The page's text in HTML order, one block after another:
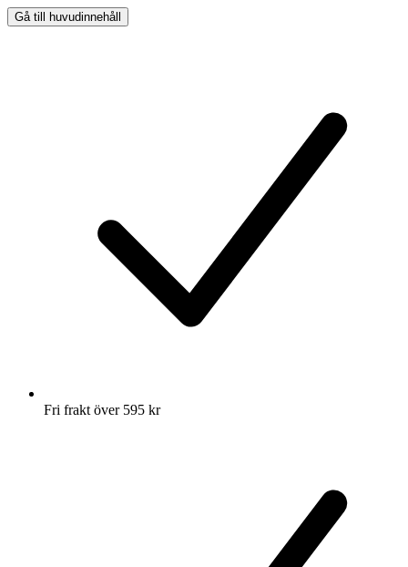
Gå till huvudinnehåll
Fri frakt över 595 kr